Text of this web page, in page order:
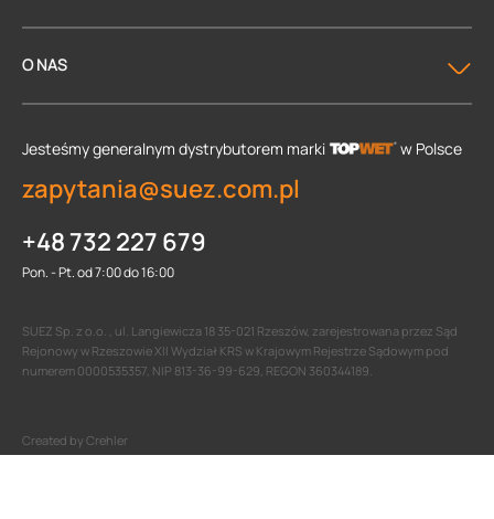
O NAS
Jesteśmy generalnym dystrybutorem marki w Polsce
zapytania@suez.com.pl
+48 732 227 679
Pon. - Pt. od 7:00 do 16:00
SUEZ Sp. z o.o. , ul. Langiewicza 18 35-021 Rzeszów, zarejestrowana przez Sąd
Rejonowy w Rzeszowie XII Wydział KRS w Krajowym Rejestrze Sądowym pod
numerem 0000535357, NIP 813-36-99-629, REGON 360344189.
Created by Crehler